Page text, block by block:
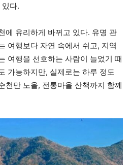
다.
에 유리하게 바뀌고 있다. 유명 관
여행보다 자연 속에서 쉬고, 지역
여행을 선호하는 사람이 늘었기 때
가능하지만, 실제로는 하루 정도
천만 노을, 전통마을 산책까지 함께